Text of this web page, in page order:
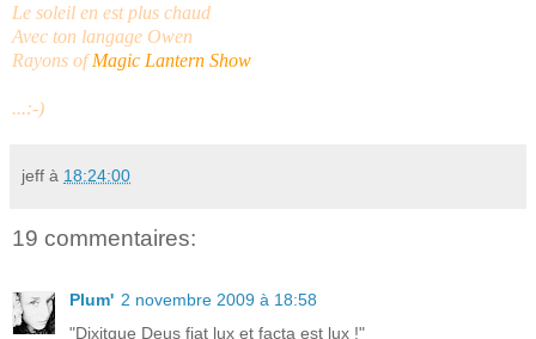
Le soleil en est plus chaud
Avec ton langage Owen
Rayons ofMagic Lantern Show
...:-)
jeff à 18:24:00
19 commentaires:
Plum' 2 novembre 2009 à 18:58
"Dixitque Deus fiat lux et facta est lux !"